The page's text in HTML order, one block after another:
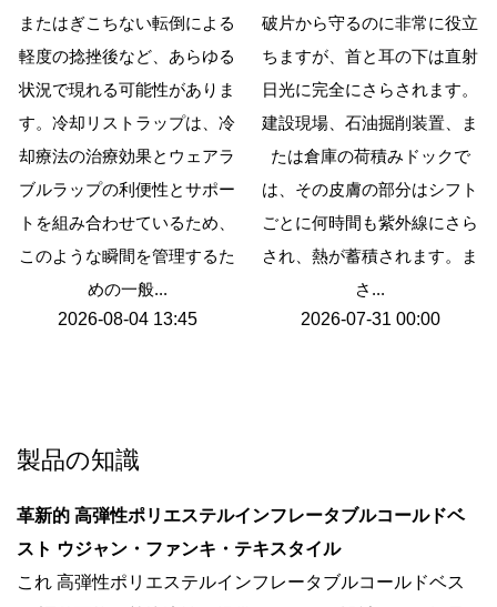
またはぎこちない転倒による
軽度の捻挫後など、あらゆる
状況で現れる可能性がありま
す。冷却リストラップは、冷
却療法の治療効果とウェアラ
ブルラップの利便性とサポー
トを組み合わせているため、
このような瞬間を管理するた
めの一般...
2026-08-04 13:45
破片から守るのに非常に役立
ちますが、首と耳の下は直射
日光に完全にさらされます。
建設現場、石油掘削装置、ま
たは倉庫の荷積みドックで
は、その皮膚の部分はシフト
ごとに何時間も紫外線にさら
され、熱が蓄積されます。ま
さ...
2026-07-31 00:00
製品の知識
革新的 高弾性ポリエステルインフレータブルコールドベ
スト ウジャン・ファンキ・テキスタイル
これ 高弾性ポリエステルインフレータブルコールドベス